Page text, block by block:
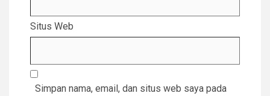
Situs Web
Simpan nama, email, dan situs web saya pada